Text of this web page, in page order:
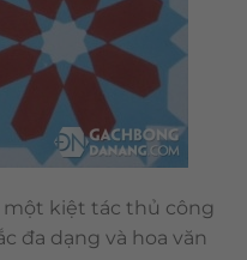
một kiệt tác thủ công
đa dạng và hoa văn